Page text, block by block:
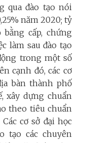
qua đào tạo nói
năm 2020; tỷ
cấp, chứng
làm sau đào tạo
trong một số
cạnh đó, các cơ
bàn thành phố
xây dựng chuẩn
theo tiêu chuẩn
cơ sở đại học
tạo các chuyên